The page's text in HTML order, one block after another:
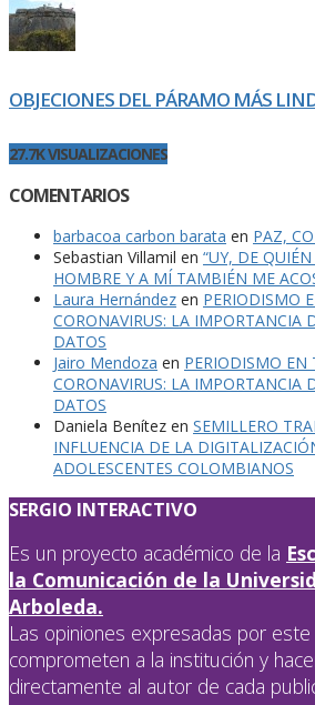
OBJECIONES DEL PÁRAMO MÁS
27.7K VISUALIZACIONES
COMENTARIOS
barbacoa carbon barata en PAZ,
Sebastian Villamil en “UY, DE
HOMBRE Y A MÍ TAMBIÉN ME
Laura Hernández en PERIODISMO
CORONAVIRUS: LA IMPORTANCIA
DATOS
Jairo Mendoza en PERIODISMO EN
CORONAVIRUS: LA IMPORTANCIA
DATOS
Daniela Benítez en SEMILLERO
INFLUENCIA DE LA
ADOLESCENTES COLOMBIANOS
SERGIO INTERACTIVO
Es un proyecto académico de la
la Comunicación de la
Arboleda.
Las opiniones expresadas por
comprometen a la institución y
directamente al autor de cada